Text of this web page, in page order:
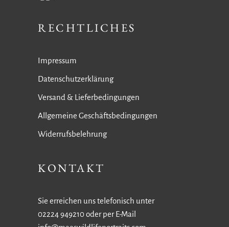
RECHTLICHES
Impressum
Datenschutzerklärung
Versand & Lieferbedingungen
Allgemeine Geschäftsbedingungen
Widerrufsbelehrung
KONTAKT
Sie erreichen uns telefonisch unter
02224 949210 oder per E-Mail